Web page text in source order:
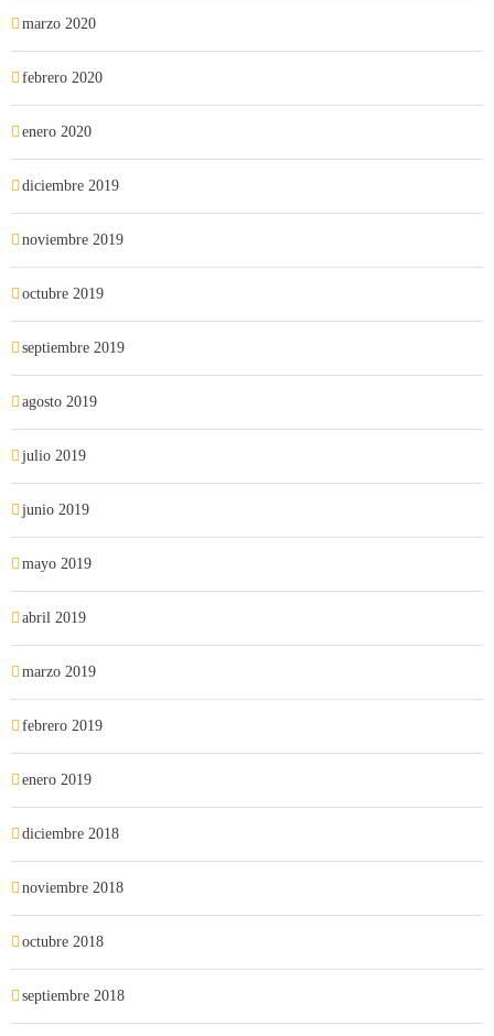
marzo 2020
febrero 2020
enero 2020
diciembre 2019
noviembre 2019
octubre 2019
septiembre 2019
agosto 2019
julio 2019
junio 2019
mayo 2019
abril 2019
marzo 2019
febrero 2019
enero 2019
diciembre 2018
noviembre 2018
octubre 2018
septiembre 2018